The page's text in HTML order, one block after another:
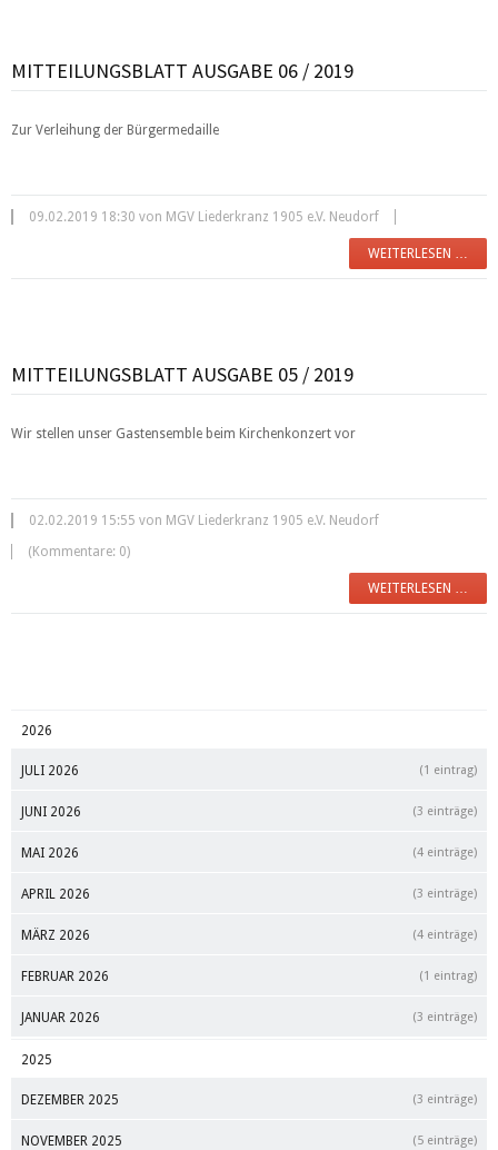
MITTEILUNGSBLATT AUSGABE 06 / 2019
Zur Verleihung der Bürgermedaille
09.02.2019 18:30 von MGV Liederkranz 1905 e.V. Neudorf
WEITERLESEN …
MITTEILUNGSBLATT AUSGABE 05 / 2019
Wir stellen unser Gastensemble beim Kirchenkonzert vor
02.02.2019 15:55 von MGV Liederkranz 1905 e.V. Neudorf
(Kommentare: 0)
WEITERLESEN …
2026
JULI 2026 (1 eintrag)
JUNI 2026 (3 einträge)
MAI 2026 (4 einträge)
APRIL 2026 (3 einträge)
MÄRZ 2026 (4 einträge)
FEBRUAR 2026 (1 eintrag)
JANUAR 2026 (3 einträge)
2025
DEZEMBER 2025 (3 einträge)
NOVEMBER 2025 (5 einträge)